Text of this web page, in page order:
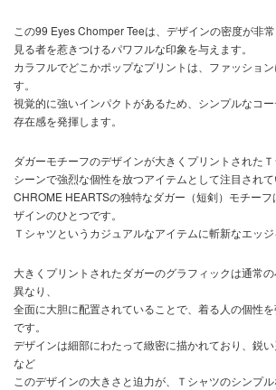
この99 Eyes Chomper Teeは、デザインの密度が非常
見る者を惹きつけるパワフルな印象を与えます。
カラフルでどこかポップなプリントは、ファッショ
す。
視覚的に強いインパクトがあるため、シンプルなコ
存在感を発揮します。
ダガーモチーフのデザインが大きくプリントされた
シーンで強烈な個性を放つアイテムとして注目されて
CHROME HEARTSの独特なダガー（短剣）モチー
ザインのひとつです。
Ｔシャツというカジュアルなアイテムに斬新なエッジ
大きくプリントされたダガーのグラフィックは通常
異なり、
全面に大胆に配置されていることで、着る人の個性
です。
デザインは細部にわたって緻密に描かれており、鋭
など
このデザインの大きさと迫力が、Ｔシャツのシンプ